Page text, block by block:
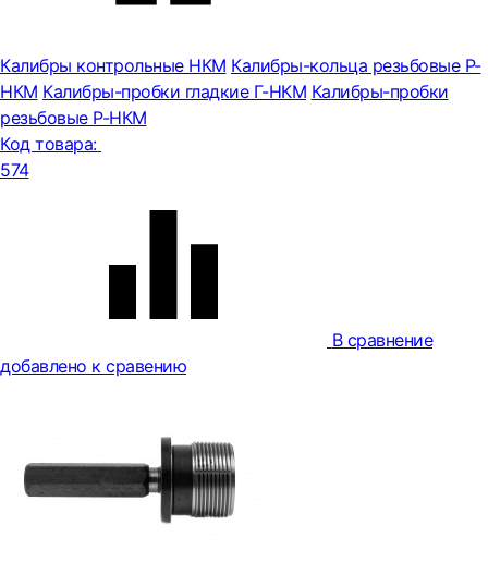
Калибры контрольные НКМ Калибры-кольца резьбовые Р-
НКМ Калибры-пробки гладкие Г-НКМ Калибры-пробки
резьбовые Р-НКМ
Код товара:
574
В сравнение
добавлено к сравению